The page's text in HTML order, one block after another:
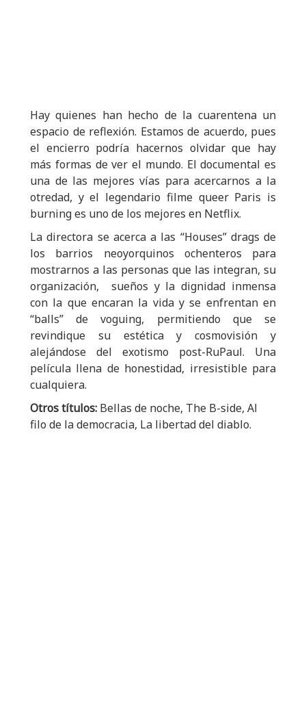
Hay quienes han hecho de la cuarentena un
espacio de reflexión. Estamos de acuerdo, pues
el encierro podría hacernos olvidar que hay
más formas de ver el mundo. El documental es
una de las mejores vías para acercarnos a la
otredad, y el legendario filme queer Paris is
burning es uno de los mejores en Netflix.
La directora se acerca a las “Houses” drags de
los barrios neoyorquinos ochenteros para
mostrarnos a las personas que las integran, su
organización, sueños y la dignidad inmensa
con la que encaran la vida y se enfrentan en
“balls” de voguing, permitiendo que se
revindique su estética y cosmovisión y
alejándose del exotismo post-RuPaul. Una
película llena de honestidad, irresistible para
cualquiera.
Otros títulos: Bellas de noche, The B-side, Al
filo de la democracia, La libertad del diablo.